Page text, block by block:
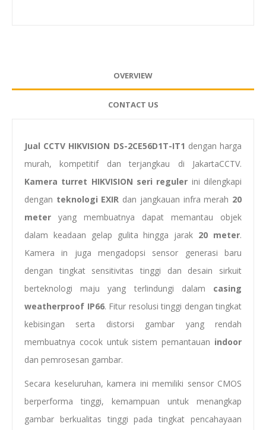
OVERVIEW
CONTACT US
Jual CCTV HIKVISION DS-2CE56D1T-IT1 dengan harga
murah, kompetitif dan terjangkau di JakartaCCTV.
Kamera turret HIKVISION seri reguler ini dilengkapi
dengan teknologi EXIR dan jangkauan infra merah 20
meter yang membuatnya dapat memantau objek
dalam keadaan gelap gulita hingga jarak 20 meter.
Kamera in juga mengadopsi sensor generasi baru
dengan tingkat sensitivitas tinggi dan desain sirkuit
berteknologi maju yang terlindungi dalam casing
weatherproof IP66. Fitur resolusi tinggi dengan tingkat
kebisingan serta distorsi gambar yang rendah
membuatnya cocok untuk sistem pemantauan indoor
dan pemrosesan gambar.
Secara keseluruhan, kamera ini memiliki sensor CMOS
berperforma tinggi, kemampuan untuk menangkap
gambar berkualitas tinggi pada tingkat pencahayaan